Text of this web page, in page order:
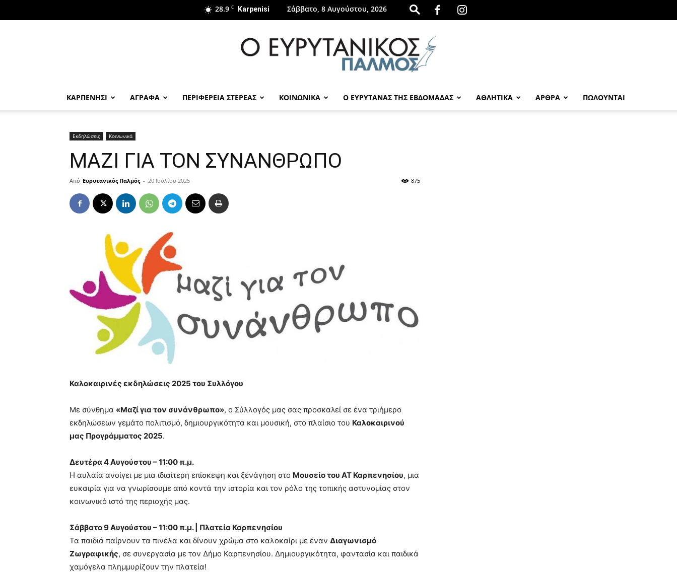
28.9 C Karpenisi Σάββατο, 8 Αυγούστου, 2026
ΚΑΡΠΕΝΗΣΙ ΑΓΡΑΦΑ ΠΕΡΙΦΕΡΕΙΑ ΣΤΕΡΕΑΣ ΚΟΙΝΩΝΙΚΑ Ο ΕΥΡΥΤΑΝΑΣ ΤΗΣ ΕΒΔΟΜΑΔΑΣ ΑΘΛΗΤΙΚΑ ΑΡΘΡΑ ΠΩΛΟΎΝΤΑΙ
Εκδηλώσεις Κοινωνικά
ΜΑΖΙ ΓΙΑ ΤΟΝ ΣΥΝΑΝΘΡΩΠΟ
Από Ευρυτανικός Παλμός - 20 Ιουλίου 2025 875
Καλοκαιρινές εκδηλώσεις 2025 του Συλλόγου
Με σύνθημα «Μαζί για τον συνάνθρωπο», ο Σύλλογός μας σας προσκαλεί σε ένα τριήμερο
εκδηλώσεων γεμάτο πολιτισμό, δημιουργικότητα και μουσική, στο πλαίσιο του Καλοκαιρινού
μας Προγράμματος 2025.
Δευτέρα 4 Αυγούστου – 11:00 π.μ.
Η αυλαία ανοίγει με μια ιδιαίτερη επίσκεψη και ξενάγηση στο Μουσείο του ΑΤ Καρπενησίου, μια
ευκαιρία για να γνωρίσουμε από κοντά την ιστορία και τον ρόλο της τοπικής αστυνομίας στον
κοινωνικό ιστό της περιοχής μας.
Σάββατο 9 Αυγούστου – 11:00 π.μ. | Πλατεία Καρπενησίου
Τα παιδιά παίρνουν τα πινέλα και δίνουν χρώμα στο καλοκαίρι με έναν Διαγωνισμό
Ζωγραφικής, σε συνεργασία με τον Δήμο Καρπενησίου. Δημιουργικότητα, φαντασία και παιδικά
χαμόγελα πλημμυρίζουν την πλατεία!